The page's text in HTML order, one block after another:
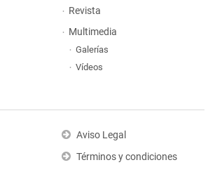
Revista
Multimedia
Galerías
Vídeos
Aviso Legal
Términos y condiciones